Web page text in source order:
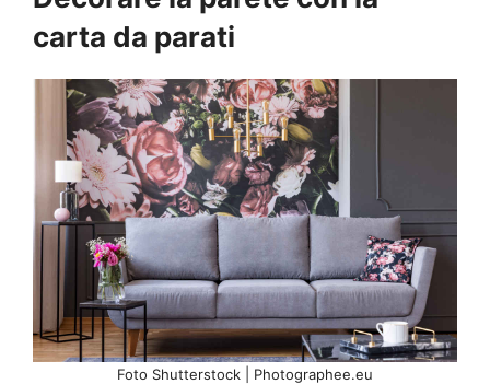
carta da parati
Foto Shutterstock | Photographee.eu